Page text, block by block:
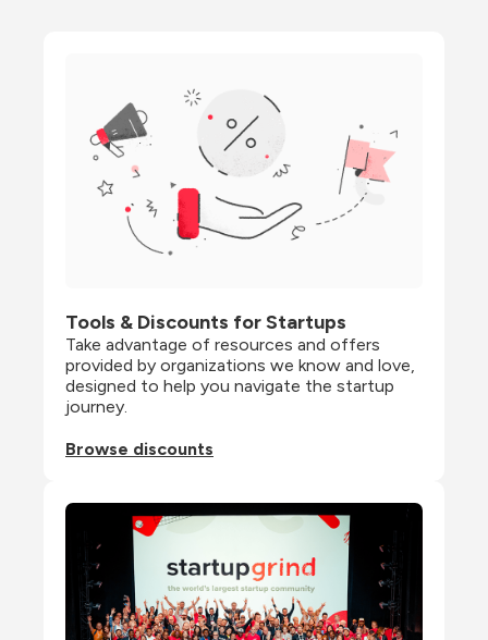
Tools & Discounts for Startups
Take advantage of resources and offers
provided by organizations we know and love,
designed to help you navigate the startup
journey.
Browse discounts